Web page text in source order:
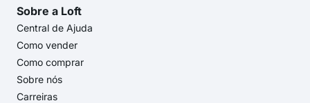
Sobre a Loft
Central de Ajuda
Como vender
Como comprar
Sobre nós
Carreiras